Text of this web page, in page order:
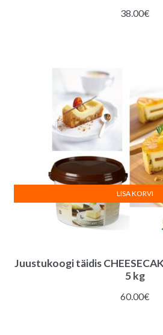
38.00€
Juustukoogi täidis
5 kg
60.00€
LISA KORVI